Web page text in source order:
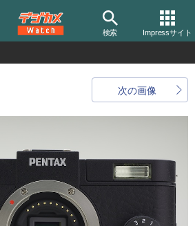
検索 Impressサイト
次の画像